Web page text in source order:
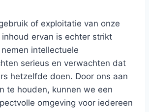
of exploitatie van onze
ervan is echter strikt
intellectuele
serieus en verwachten dat
hetzelfde doen. Door ons aan
te houden, kunnen we een
omgeving voor iedereen